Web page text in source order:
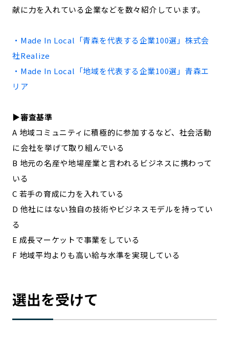
記事ライター アンバサダー
お問い合わせ 会社概要
献に力を入れている企業などを数々紹介しています。
・Made In Local「青森を代表する企業100選」 株式会
社Realize
・Made In Local「地域を代表する企業100選」 青森エ
リア
▶︎審査基準
A 地域コミュニティに積極的に参加するなど、社会活動
に会社を挙げて取り組んでいる
B 地元の名産や地場産業と言われるビジネスに携わって
いる
C 若手の育成に力を入れている
D 他社にはない独自の技術やビジネスモデルを持ってい
る
E 成長マーケットで事業をしている
F 地域平均よりも高い給与水準を実現している
選出を受けて